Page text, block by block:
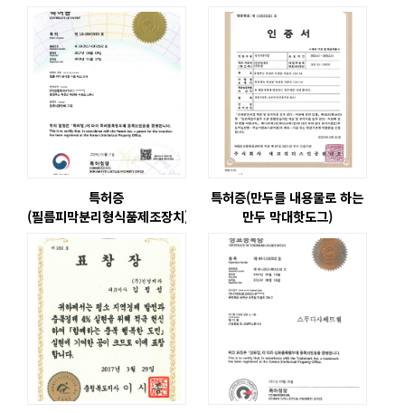
특허증
(필름피막분리형식품제조장치)
특허증(만두를 내용물로 하는
만두 막대핫도그)